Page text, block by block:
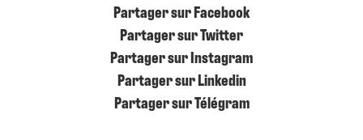
Partager sur Facebook
Partager sur Twitter
Partager sur Instagram
Partager sur Linkedin
Partager sur Télégram